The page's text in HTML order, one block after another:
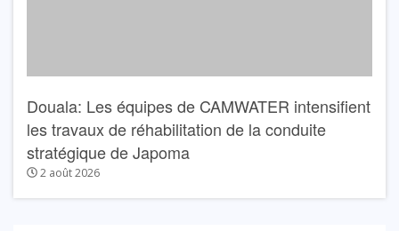
Douala: Les équipes de CAMWATER intensifient
les travaux de réhabilitation de la conduite
stratégique de Japoma
2 août 2026